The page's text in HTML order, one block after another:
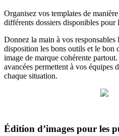
Organisez vos templates de
différents dossiers disponibles pour
Donnez la main à vos
disposition les bons outils et le bon
image de marque cohérente
avancées permettent à vos équipes
chaque situation.
Édition d’images pour les